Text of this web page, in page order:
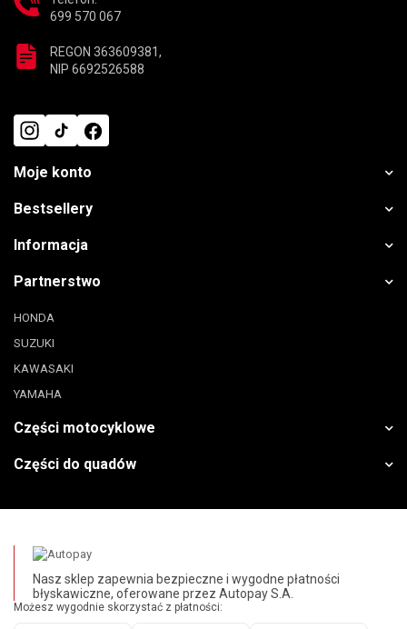
699 570 067
REGON 363609381,
NIP 6692526588
Moje konto
Bestsellery
Informacja
Partnerstwo
HONDA
SUZUKI
KAWASAKI
YAMAHA
Części motocyklowe
Części do quadów
Nasz sklep zapewnia bezpieczne i wygodne płatności
błyskawiczne, oferowane przez Autopay S.A.
Możesz wygodnie skorzystać z płatności: